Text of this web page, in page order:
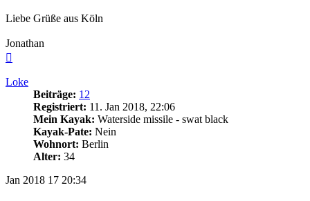
Liebe Grüße aus Köln
Jonathan
Loke
Beiträge: 12
Registriert: 11. Jan 2018, 22:06
Mein Kayak: Waterside missile - swat black
Kayak-Pate: Nein
Wohnort: Berlin
Alter: 34
Jan 2018 17 20:34